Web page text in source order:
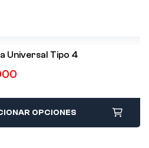
Universal Tipo 4
OPCIONES